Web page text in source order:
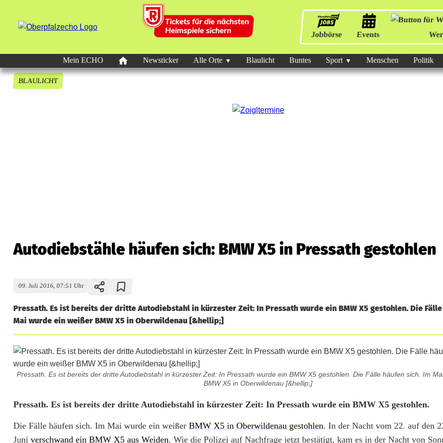
Jobbörse Events
Mein ECHO Newsticker Alle Orte Blaulicht Buntes Sport Menschen Politik
BLAULICHT
Autodiebstähle häufen sich: BMW X5 in Pressath gestohlen
09. Juli 2016, 07:51 Uhr
Pressath. Es ist bereits der dritte Autodiebstahl in kürzester Zeit: In Pressath wurde ein BMW X5 gestohlen. Die
Mai wurde ein weißer BMW X5 in Oberwildenau [&hellip;]
Pressath. Es ist bereits der dritte Autodiebstahl in kürzester Zeit: In Pressath wurde ein BMW X5 gestohlen. Die Fälle häufen sich. Im
BMW X5 in Oberwildenau [&hellip;]
A
u
Pressath. Es ist bereits der dritte Autodiebstahl in kürzester Zeit: In Pressath wurde ein BMW X5 gestohlen.
Die Fälle häufen sich. Im Mai wurde ein weißer BMW X5 in Oberwildenau gestohlen. In der Nacht vom 22. auf den
Juni verschwand ein BMW X5 aus Weiden. Wie die Polizei auf Nachfrage jetzt bestätigt, kam es in der Nacht von